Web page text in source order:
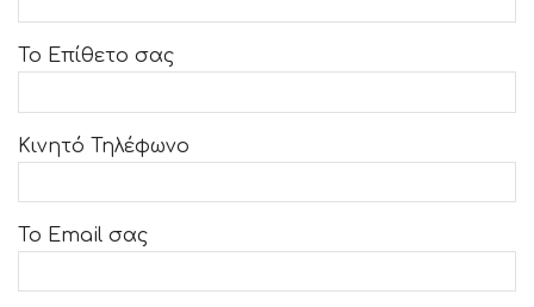
Το Επίθετο σας
Κινητό Τηλέφωνο
Το Email σας